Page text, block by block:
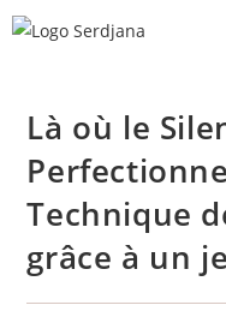
Là où le
Technique
grâce à un